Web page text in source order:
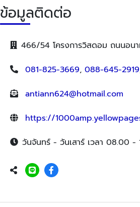
ข้อมูลติดต่อ
466/54 โครงการวิสดอม ถนนอน
081-825-3669, 088-645-2919
antiann624@hotmail.com
https://
วันจันทร์ - วันเสาร์ เวลา 08.00 -